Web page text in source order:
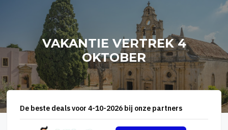
VAKANTIE VERTREK 4
OKTOBER
De beste deals voor 4-10-2026 bij onze partners